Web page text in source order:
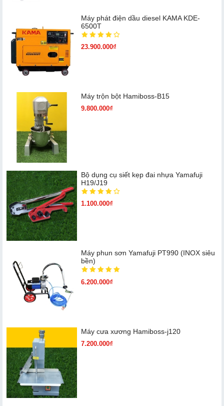
Máy phát điện dầu diesel KAMA KDE-
6500T
23.900.000₫
Máy trộn bột Hamiboss-B15
9.800.000₫
Bộ dụng cụ siết kẹp đai nhựa Yamafuji
H19/J19
1.100.000₫
Máy phun sơn Yamafuji PT990 (INOX siêu
bền)
6.200.000₫
Máy cưa xương Hamiboss-j120
7.200.000₫